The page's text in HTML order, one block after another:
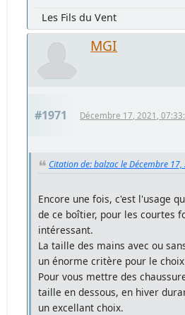
Les Fils du Vent
MGI
#1971 Décembre 17, 2021,
Citation de: balzac le Décembre
Encore une fois, c'est l'usage
de ce boîtier, pour les courtes
intéressant.
La taille des mains avec ou
un énorme critère pour le
Pour vous mettre des
taille en dessous, en hiver
un excellant choix.